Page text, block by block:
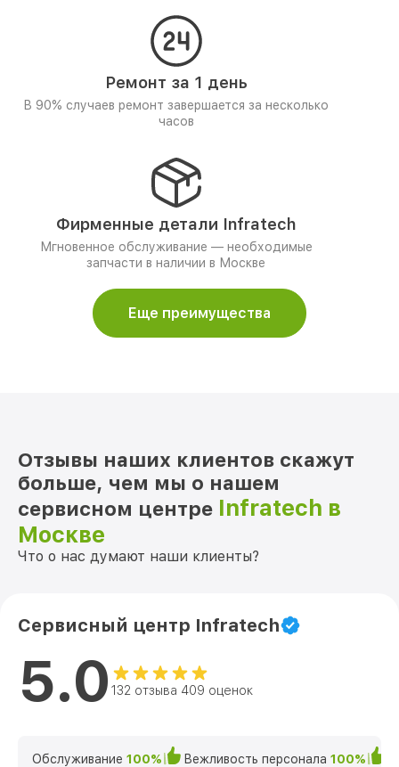
Ремонт за 1 день
В 90% случаев ремонт завершается за несколько
часов
Фирменные детали Infratech
Мгновенное обслуживание — необходимые
запчасти в наличии в Москве
Еще преимущества
Отзывы наших клиентов скажут
больше, чем мы о нашем
сервисном центре Infratech в
Москве
Что о нас думают наши клиенты?
Сервисный центр Infratech
5.0 132 отзыва 409 оценок
Обслуживание 100% Вежливость персонала 100%